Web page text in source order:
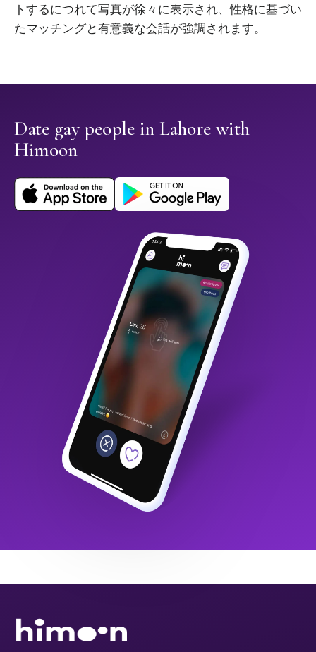
トするにつれて写真が徐々に表示され、性格に基づい
たマッチングと有意義な会話が強調されます。
Date gay people in Lahore with
Himoon